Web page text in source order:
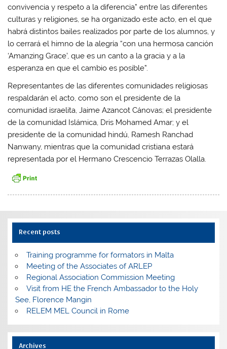
convivencia y respeto a la diferencia” entre las diferentes
culturas y religiones, se ha organizado este acto, en el que
habrá distintos bailes realizados por parte de los alumnos, y
lo cerrará el himno de la alegría “con una hermosa canción
‘Amanzing Grace’, que es un canto a la gracia y a la
esperanza en que el cambio es posible”.
Representantes de las diferentes comunidades religiosas
respaldarán el acto, como son el presidente de la
comunidad israelita, Jaime Azancot Cánovas; el presidente
de la comunidad Islámica, Dris Mohamed Amar; y el
presidente de la comunidad hindú, Ramesh Ranchad
Nanwany, mientras que la comunidad cristiana estará
representada por el Hermano Crescencio Terrazas Olalla.
Recent posts
Training programme for formators in Malta
Meeting of the Associates of ARLEP
Regional Association Commission Meeting
Visit from HE the French Ambassador to the Holy
See, Florence Mangin
RELEM MEL Council in Rome
Archives